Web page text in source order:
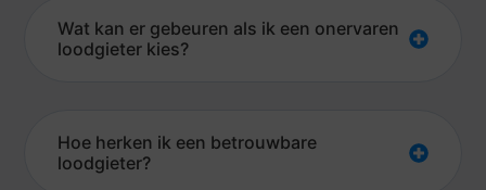
Wat kan er gebeuren als ik een onervaren
loodgieter kies?
Hoe herken ik een betrouwbare
loodgieter?